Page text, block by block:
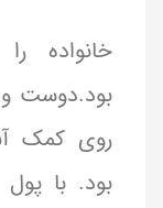
خانواده
بود.دوست
روی کمک
بود. با